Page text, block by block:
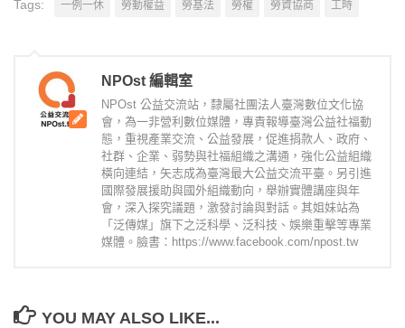
Tags: 一例一休 勞動權益 勞基法 勞權 勞資協商 工時
NPOst 編輯室
NPOst 公益交流站，隸屬社團法人臺灣數位文化協
會，為一非營利數位媒體，專責報導臺灣公益社福動
態，重視產業交流、公益發展，促進捐款人、政府、
社群、企業、弱勢與社福組織之溝通，強化公益組織
橫向連結，矢志成為臺灣最大公益交流平臺。另引進
國際發展援助與國外組織動向，舉辦實體講座與年
會，深入探究議題，激發討論與對話。其姐妹站為
「泛傳媒」旗下之泛科學、泛科技、娛樂重擊等專業
媒體。臉書：https://www.facebook.com/npost.tw
YOU MAY ALSO LIKE...